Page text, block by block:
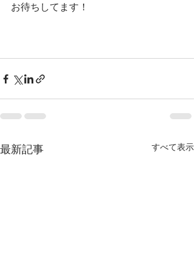
お待ちしてます！
最新記事 すべて表示